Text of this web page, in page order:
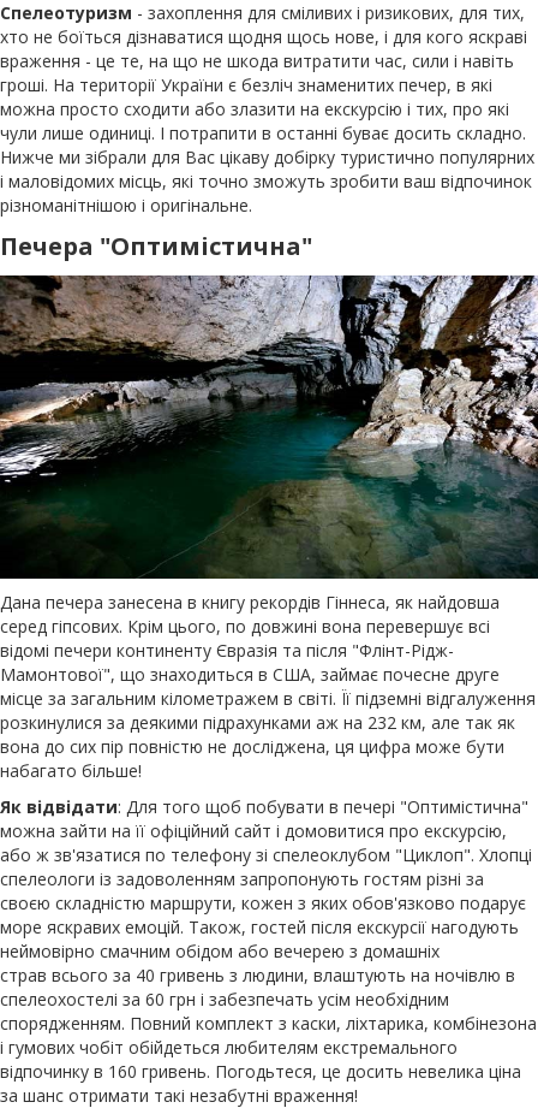
Спелеотуризм - захоплення для сміливих і ризикових, для тих,
хто не боїться дізнаватися щодня щось нове, і для кого яскраві
враження - це те, на що не шкода витратити час, сили і навіть
гроші. На території України є безліч знаменитих печер, в які
можна просто сходити або злазити на екскурсію і тих, про які
чули лише одиниці. І потрапити в останні буває досить складно.
Нижче ми зібрали для Вас цікаву добірку туристично популярних
і маловідомих місць, які точно зможуть зробити ваш відпочинок
різноманітнішою і оригінальне.
Печера "Оптимістична"
Дана печера занесена в книгу рекордів Гіннеса, як найдовша
серед гіпсових. Крім цього, по довжині вона перевершує всі
відомі печери континенту Євразія та після "Флінт-Рідж-
Мамонтової", що знаходиться в США, займає почесне друге
місце за загальним кілометражем в світі. Її підземні відгалуження
розкинулися за деякими підрахунками аж на 232 км, але так як
вона до сих пір повністю не досліджена, ця цифра може бути
набагато більше!
Як відвідати: Для того щоб побувати в печері "Оптимістична"
можна зайти на її офіційний сайт і домовитися про екскурсію,
або ж зв'язатися по телефону зі спелеоклубом "Циклоп". Хлопці
спелеологи із задоволенням запропонують гостям різні за
своєю складністю маршрути, кожен з яких обов'язково подарує
море яскравих емоцій. Також, гостей після екскурсії нагодують
неймовірно смачним обідом або вечерею з домашніх
страв всього за 40 гривень з людини, влаштують на ночівлю в
спелеохостелі за 60 грн і забезпечать усім необхідним
спорядженням. Повний комплект з каски, ліхтарика, комбінезона
і гумових чобіт обійдеться любителям екстремального
відпочинку в 160 гривень. Погодьтеся, це досить невелика ціна
за шанс отримати такі незабутні враження!